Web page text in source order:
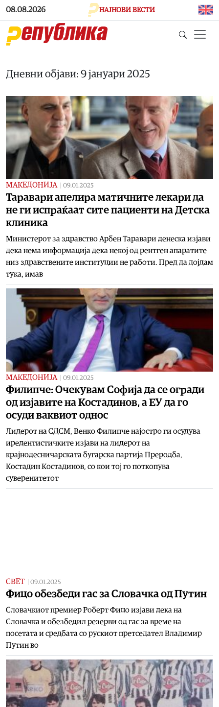
Skip to main content
08.08.2026 НАЈНОВИ ВЕСТИ
Дневни објави: 9 јануари 2025
МАКЕДОНИЈА 09.01.2025
Таравари апелира матичните лекари да
не ги испраќаат сите пациенти на Детска
клиника
Министерот за здравство Арбен Таравари денеска изјави
дека нема информација дека некој од рентген апаратите
низ здравствените институции не работи. Пред да дојдам
тука, имав
МАКЕДОНИЈА 09.01.2025
Филипче: Очекувам Софија да се огради
од изјавите на Костадинов, а ЕУ да го
осуди ваквиот однос
Лидерот на СДСМ, Венко Филипче најостро ги осудува
иредентистичките изјави на лидерот на
крајнодесничарската бугарска партија Преродба,
Костадин Костадинов, со кои тој го поткопува
суверенитетот
СВЕТ 09.01.2025
Фицо обезбеди гас за Словачка од Путин
Словачкиот премиер Роберт Фицо изјави дека на
Словачка и обезбедил резерви од гас за време на
посетата и средбата со рускиот претседател Владимир
Путин во